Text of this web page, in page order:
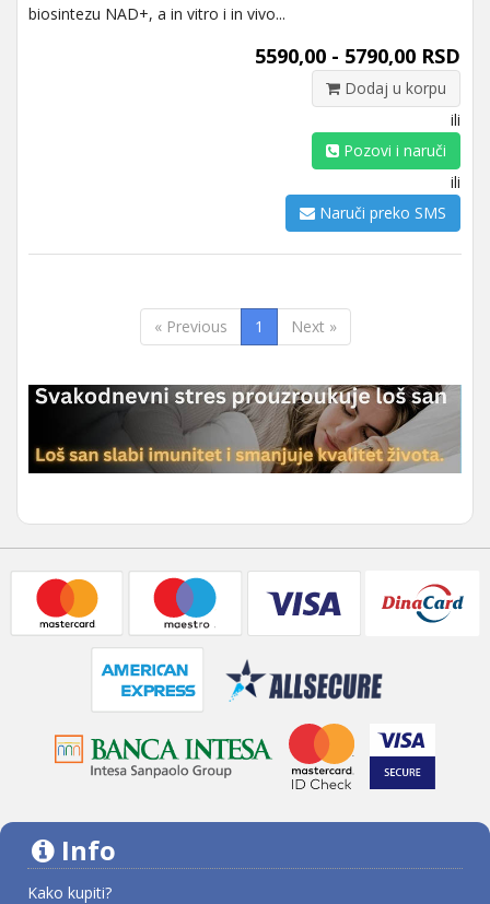
biosintezu NAD+, a in vitro i in vivo...
5590,00 - 5790,00 RSD
Dodaj u korpu
ili
Pozovi i naruči
ili
Naruči preko SMS
« Previous 1 Next »
Info
Kako kupiti?